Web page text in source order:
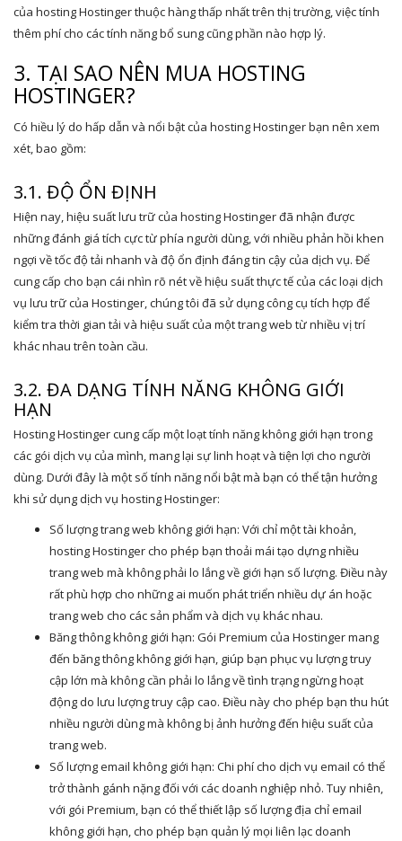
của hosting Hostinger thuộc hàng thấp nhất trên thị trường, việc tính
thêm phí cho các tính năng bổ sung cũng phần nào hợp lý.
3. TẠI SAO NÊN MUA HOSTING
HOSTINGER?
Có hiều lý do hấp dẫn và nổi bật của hosting Hostinger bạn nên xem
xét, bao gồm:
3.1. ĐỘ ỔN ĐỊNH
Hiện nay, hiệu suất lưu trữ của hosting Hostinger đã nhận được
những đánh giá tích cực từ phía người dùng, với nhiều phản hồi khen
ngợi về tốc độ tải nhanh và độ ổn định đáng tin cậy của dịch vụ. Để
cung cấp cho bạn cái nhìn rõ nét về hiệu suất thực tế của các loại dịch
vụ lưu trữ của Hostinger, chúng tôi đã sử dụng công cụ tích hợp để
kiểm tra thời gian tải và hiệu suất của một trang web từ nhiều vị trí
khác nhau trên toàn cầu.
3.2. ĐA DẠNG TÍNH NĂNG KHÔNG GIỚI
HẠN
Hosting Hostinger cung cấp một loạt tính năng không giới hạn trong
các gói dịch vụ của mình, mang lại sự linh hoạt và tiện lợi cho người
dùng. Dưới đây là một số tính năng nổi bật mà bạn có thể tận hưởng
khi sử dụng dịch vụ hosting Hostinger:
Số lượng trang web không giới hạn: Với chỉ một tài khoản,
hosting Hostinger cho phép bạn thoải mái tạo dựng nhiều
trang web mà không phải lo lắng về giới hạn số lượng. Điều này
rất phù hợp cho những ai muốn phát triển nhiều dự án hoặc
trang web cho các sản phẩm và dịch vụ khác nhau.
Băng thông không giới hạn: Gói Premium của Hostinger mang
đến băng thông không giới hạn, giúp bạn phục vụ lượng truy
cập lớn mà không cần phải lo lắng về tình trạng ngừng hoạt
động do lưu lượng truy cập cao. Điều này cho phép bạn thu hút
nhiều người dùng mà không bị ảnh hưởng đến hiệu suất của
trang web.
Số lượng email không giới hạn: Chi phí cho dịch vụ email có thể
trở thành gánh nặng đối với các doanh nghiệp nhỏ. Tuy nhiên,
với gói Premium, bạn có thể thiết lập số lượng địa chỉ email
không giới hạn, cho phép bạn quản lý mọi liên lạc doanh